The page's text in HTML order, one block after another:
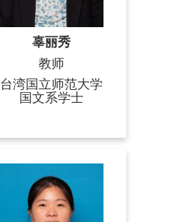
辜丽秀
教师
台湾国立师范大学
国文系学士